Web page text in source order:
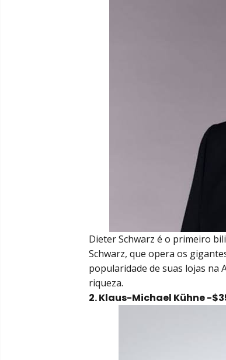
Dieter Schwarz é o primeiro
Schwarz, que opera os
popularidade de suas lojas
riqueza.
2. Klaus-Michael Kühne -